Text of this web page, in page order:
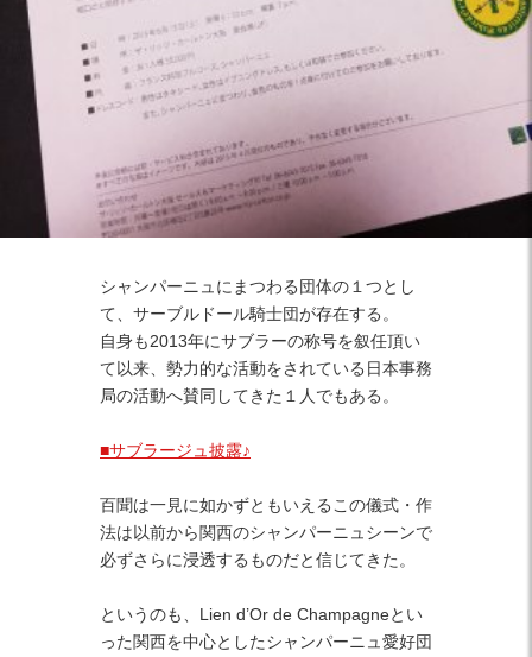
シャンパーニュにまつわる団体の１つとし
て、サーブルドール騎士団が存在する。
自身も2013年にサブラーの称号を叙任頂い
て以来、勢力的な活動をされている日本事務
局の活動へ賛同してきた１人でもある。
■サブラージュ披露♪
百聞は一見に如かずともいえるこの儀式・作
法は以前から関西のシャンパーニュシーンで
必ずさらに浸透するものだと信じてきた。
というのも、Lien d’Or de Champagneとい
った関西を中心としたシャンパーニュ愛好団